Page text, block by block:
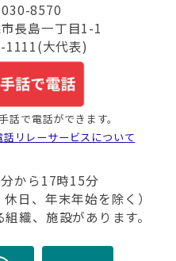
8570
長島一丁目1-1
1111(大代表)
話で電話ができます。
話リレーサービスについて
から17時15分
日、年末年始を除く）
織、施設があります。